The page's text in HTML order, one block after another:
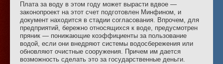
Плата за воду в этом году может вырасти вдвое —
законопроект на этот счет подготовлен Минфином, и
документ находится в стадии согласования. Впрочем, для
предприятий, бережно относящихся к воде, предусмотрен
пряник — понижающие коэффициенты за пользование
водой, если они внедряют системы водосбережения или
обновляют очистные сооружения. Причем им дается
возможность сделать это за государственные деньги.